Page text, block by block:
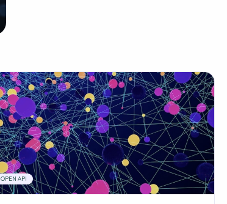
В декабре 2025 года Банк России утвердил и
Ассоциацией ФинТех на основе результатов
пилотных проектов и реального тестирования
сервисов с клиентами.
OPEN API